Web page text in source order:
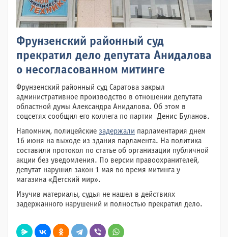
Фрунзенский районный суд
прекратил дело депутата Анидалова
о несогласованном митинге
Фрунзенский районный суд Саратова закрыл
административное производство в отношении депутата
областной думы Александра Анидалова. Об этом в
соцсетях сообщил его коллега по партии Денис Буланов.
Напомним, полицейские задержали парламентария днем
16 июня на выходе из здания парламента. На политика
составили протокол по статье об организации публичной
акции без уведомления. По версии правоохранителей,
депутат нарушил закон 1 мая во время митинга у
магазина «Детский мир».
Изучив материалы, судья не нашел в действиях
задержанного нарушений и полностью прекратил дело.